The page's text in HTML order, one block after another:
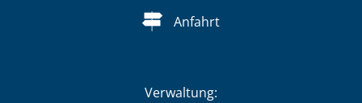
Anfahrt
Verwaltung: